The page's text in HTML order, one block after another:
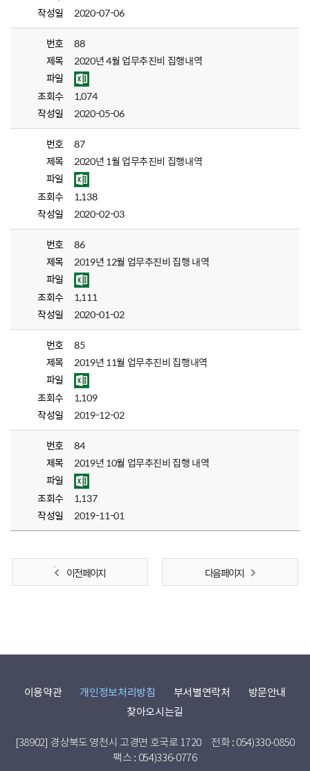
작성일
2020-07-06
번호
88
제목
2020년 4월 업무추진비 집행내역
파일
조회수
1,074
작성일
2020-05-06
번호
87
제목
2020년 1월 업무추진비 집행내역
파일
조회수
1,138
작성일
2020-02-03
번호
86
제목
2019년 12월 업무추진비 집행 내역
파일
조회수
1,111
작성일
2020-01-02
번호
85
제목
2019년 11월 업무추진비 집행내역
파일
조회수
1,109
작성일
2019-12-02
번호
84
제목
2019년 10월 업무추진비 집행 내역
파일
조회수
1,137
작성일
2019-11-01
이전 페이지 다음 페이지
이용약관 개인정보처리방침 부서별연락처
방문안내
찾아오시는길
[38902] 경상북도 영천시 고경면 호국로 1720
전화 : 054)330-0850
팩스 : 054)336-0776